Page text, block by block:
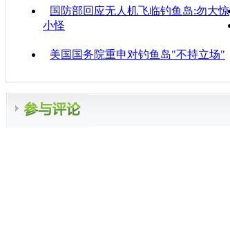
国防部回应无人机飞临钓鱼岛:勿大惊
小怪
美国国务院重申对钓鱼岛"不持立场"